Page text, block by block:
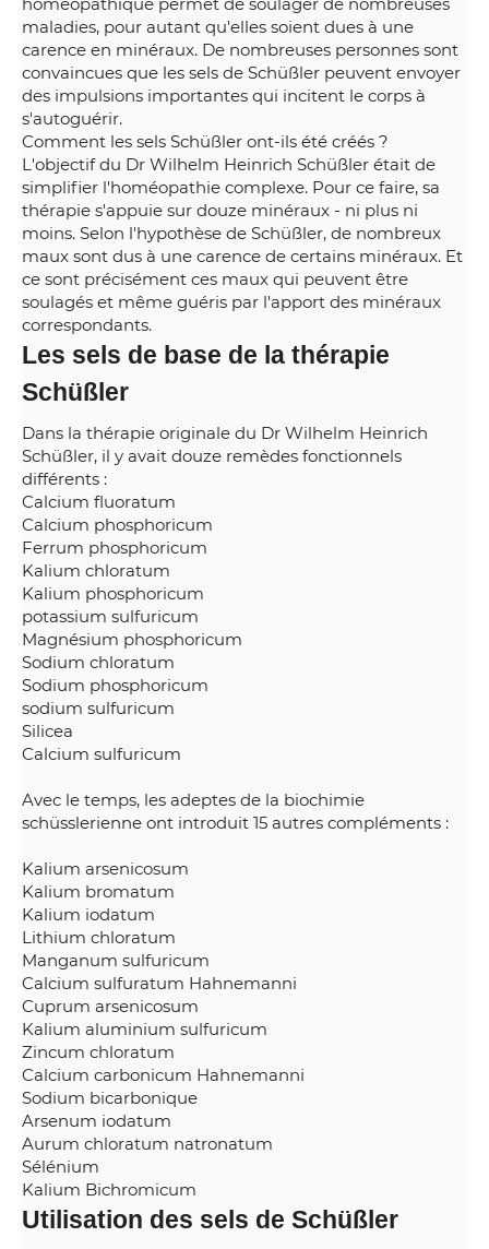
maladies, pour autant qu'elles soient dues à une
carence en minéraux. De nombreuses personnes sont
convaincues que les sels de Schüßler peuvent envoyer
des impulsions importantes qui incitent le corps à
s'autoguérir.
Comment les sels Schüßler ont-ils été créés ?
L'objectif du Dr Wilhelm Heinrich Schüßler était de
simplifier l'homéopathie complexe. Pour ce faire, sa
thérapie s'appuie sur douze minéraux - ni plus ni
moins. Selon l'hypothèse de Schüßler, de nombreux
maux sont dus à une carence de certains minéraux. Et
ce sont précisément ces maux qui peuvent être
soulagés et même guéris par l'apport des minéraux
correspondants.
Les sels de base de la thérapie
Schüßler
Dans la thérapie originale du Dr Wilhelm Heinrich
Schüßler, il y avait douze remèdes fonctionnels
différents :
Calcium fluoratum
Calcium phosphoricum
Ferrum phosphoricum
Kalium chloratum
Kalium phosphoricum
potassium sulfuricum
Magnésium phosphoricum
Sodium chloratum
Sodium phosphoricum
sodium sulfuricum
Silicea
Calcium sulfuricum
Avec le temps, les adeptes de la biochimie
schüsslerienne ont introduit 15 autres compléments :
Kalium arsenicosum
Kalium bromatum
Kalium iodatum
Lithium chloratum
Manganum sulfuricum
Calcium sulfuratum Hahnemanni
Cuprum arsenicosum
Kalium aluminium sulfuricum
Zincum chloratum
Calcium carbonicum Hahnemanni
Sodium bicarbonique
Arsenum iodatum
Aurum chloratum natronatum
Sélénium
Kalium Bichromicum
Utilisation des sels de Schüßler